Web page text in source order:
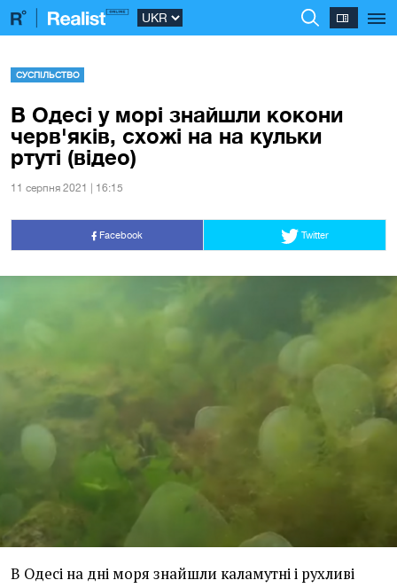
СУСПІЛЬСТВО
В Одесі у морi знайшли кокони
черв'яків, схожі на на кульки
ртуті (відео)
11 серпня 2021 | 16:15
Facebook Twitter
В Одесі на дні моря знайшли каламутні і рухливі